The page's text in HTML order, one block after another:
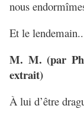
nous
Et le
M. M. (par
extrait)
À lui d’être